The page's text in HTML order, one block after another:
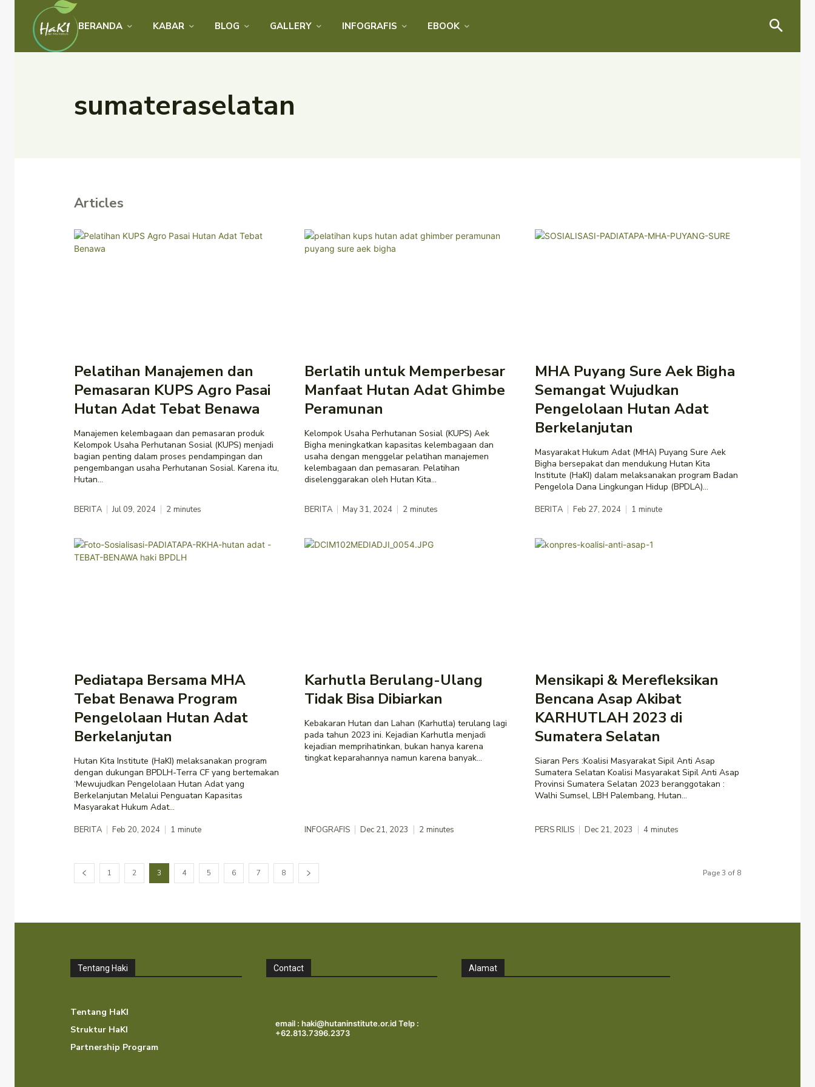
BERANDA KABAR BLOG GALLERY INFOGRAFIS EBOOK
sumateraselatan
Articles
Pelatihan Manajemen dan
Pemasaran KUPS Agro Pasai
Hutan Adat Tebat Benawa
Manajemen kelembagaan dan pemasaran produk
Kelompok Usaha Perhutanan Sosial (KUPS) menjadi
bagian penting dalam proses pendampingan dan
pengembangan usaha Perhutanan Sosial. Karena itu,
Hutan...
BERITA Jul 09, 2024 2 minutes
Berlatih untuk Memperbesar
Manfaat Hutan Adat Ghimbe
Peramunan
Kelompok Usaha Perhutanan Sosial (KUPS) Aek
Bigha meningkatkan kapasitas kelembagaan dan
usaha dengan menggelar pelatihan manajemen
kelembagaan dan pemasaran. Pelatihan
diselenggarakan oleh Hutan Kita...
BERITA May 31, 2024 2 minutes
MHA Puyang Sure Aek Bigha
Semangat Wujudkan
Pengelolaan Hutan Adat
Berkelanjutan
Masyarakat Hukum Adat (MHA) Puyang Sure Aek
Bigha bersepakat dan mendukung Hutan Kita
Institute (HaKI) dalam melaksanakan program Badan
Pengelola Dana Lingkungan Hidup (BPDLA)...
BERITA Feb 27, 2024 1 minute
Pediatapa Bersama MHA
Tebat Benawa Program
Pengelolaan Hutan Adat
Berkelanjutan
Hutan Kita Institute (HaKI) melaksanakan program
dengan dukungan BPDLH-Terra CF yang bertemakan
‘Mewujudkan Pengelolaan Hutan Adat yang
Berkelanjutan Melalui Penguatan Kapasitas
Masyarakat Hukum Adat...
BERITA Feb 20, 2024 1 minute
Karhutla Berulang-Ulang
Tidak Bisa Dibiarkan
Kebakaran Hutan dan Lahan (Karhutla) terulang lagi
pada tahun 2023 ini. Kejadian Karhutla menjadi
kejadian memprihatinkan, bukan hanya karena
tingkat keparahannya namun karena banyak...
INFOGRAFIS Dec 21, 2023 2 minutes
Mensikapi & Merefleksikan
Bencana Asap Akibat
KARHUTLAH 2023 di
Sumatera Selatan
Siaran Pers :Koalisi Masyarakat Sipil Anti Asap
Sumatera Selatan Koalisi Masyarakat Sipil Anti Asap
Provinsi Sumatera Selatan 2023 beranggotakan :
Walhi Sumsel, LBH Palembang, Hutan...
PERS RILIS Dec 21, 2023 4 minutes
1 2 3 4 5 6 7 8 Page 3 of 8
Tentang Haki
Tentang HaKI
Struktur HaKI
Partnership Program
Contact
email : haki@hutaninstitute.or.id Telp :
+62.813.7396.2373
Alamat